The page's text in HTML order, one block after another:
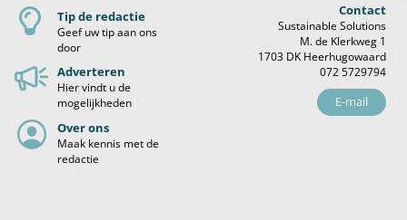
Tip de redactie
Geef uw tip aan ons
door
Adverteren
Hier vindt u de
mogelijkheden
Over ons
Maak kennis met de
redactie
Contact
Sustainable Solutions
M. de Klerkweg 1
1703 DK Heerhugowaard
072 5729794
E-mail